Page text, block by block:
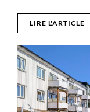
LIRE L'ARTICLE